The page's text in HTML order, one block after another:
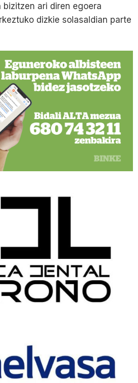
bizitzen ari diren egoera
dizkie solasaldian parte